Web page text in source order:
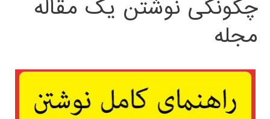
چگونگی نوشتن یک مقاله
مجله